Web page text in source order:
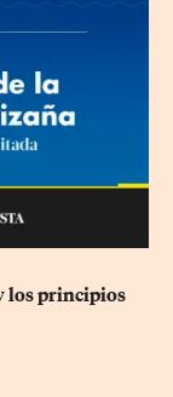
los principios